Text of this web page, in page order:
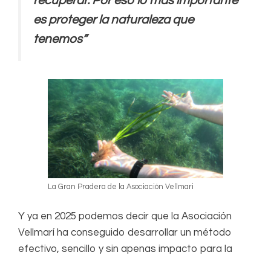
es proteger la naturaleza que
tenemos”
La Gran Pradera de la Asociación Vellmari
Y ya en 2025 podemos decir que la Asociación
Vellmarí ha conseguido desarrollar un método
efectivo, sencillo y sin apenas impacto para la